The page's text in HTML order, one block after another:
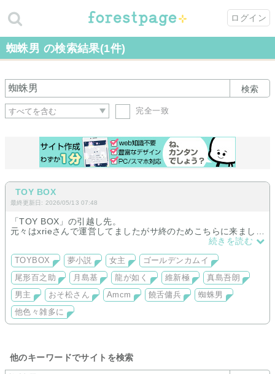
ログイン
蜘蛛男 の検索結果(1件)
検索
完全一致
TOY BOX
最終更新日: 2026/05/13 07:48
「TOY BOX」の引越し先。
元々はxrieさんで運営してましたがサ終のためこちらに来まし
その他色々です。
甘～甘裏何でもあり。基本的に全て愛があります。
続きを読む
TOYBOX 夢小説 女主
ゴールデンカムイ
尾形百之助
月島基 龍が如く 維新極
真島吾朗
男主
おそ松さん Amcm 饒舌傭兵
蜘蛛男
他色々雑多に
他のキーワードでサイトを検索